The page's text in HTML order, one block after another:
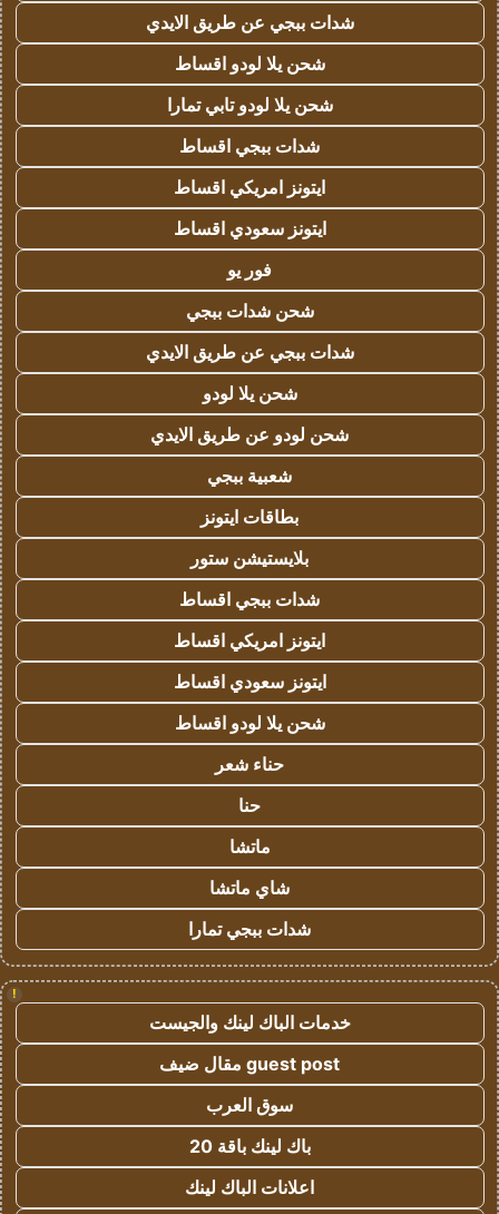
شدات ببجي عن طريق الايدي
شحن يلا لودو اقساط
شحن يلا لودو تابي تمارا
شدات ببجي اقساط
ايتونز امريكي اقساط
ايتونز سعودي اقساط
فور يو
شحن شدات ببجي
شدات ببجي عن طريق الايدي
شحن يلا لودو
شحن لودو عن طريق الايدي
شعبية ببجي
بطاقات ايتونز
بلايستيشن ستور
شدات ببجي اقساط
ايتونز امريكي اقساط
ايتونز سعودي اقساط
شحن يلا لودو اقساط
حناء شعر
حنا
ماتشا
شاي ماتشا
شدات ببجي تمارا
!
خدمات الباك لينك والجيست
guest post مقال ضيف
سوق العرب
باك لينك باقة 20
اعلانات الباك لينك